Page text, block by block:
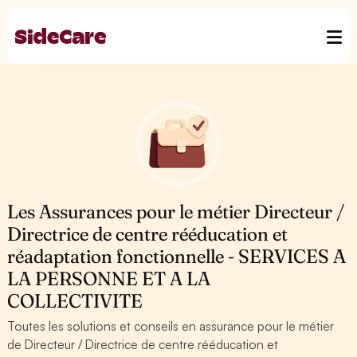
Les Assurances pour le métier Directeur /
Directrice de centre rééducation et
réadaptation fonctionnelle - SERVICES A
LA PERSONNE ET A LA
COLLECTIVITE
Toutes les solutions et conseils en assurance pour le métier
de Directeur / Directrice de centre rééducation et